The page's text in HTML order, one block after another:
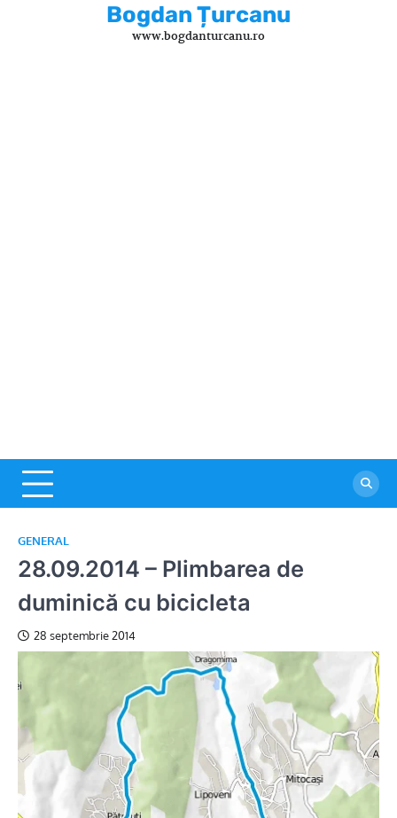
Bogdan Țurcanu
www.bogdanturcanu.ro
GENERAL
28.09.2014 – Plimbarea de
duminică cu bicicleta
28 septembrie 2014